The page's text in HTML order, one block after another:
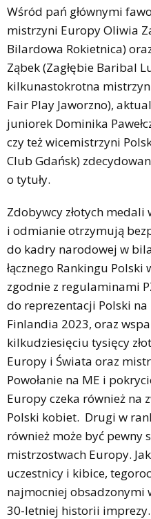
Wśród pań głównymi
mistrzyni Europy Oliwia
Bilardowa Rokietnica)
Ząbek (Zagłębie Baribal
kilkunastokrotna
Fair Play Jaworzno),
juniorek Dominika
czy też wicemistrzyni
Club Gdańsk)
o tytuły.
Zdobywcy złotych
i odmianie otrzymują
do kadry narodowej w
łącznego Rankingu
zgodnie z regulaminami
do reprezentacji Polski
Finlandia 2023, oraz
kilkudziesięciu tysięcy
Europy i Świata oraz
Powołanie na ME i
Europy czeka również na
Polski kobiet. Drugi w
również może być pewny
mistrzostwach Europy.
uczestnicy i kibice,
najmocniej obsadzonymi
30-letniej historii imprezy.